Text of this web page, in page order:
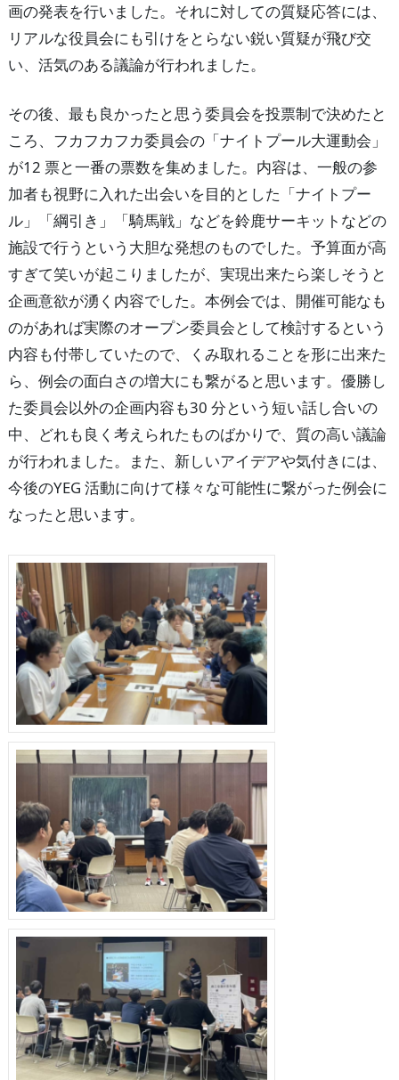
画の発表を行いました。それに対しての質疑応答には、
リアルな役員会にも引けをとらない鋭い質疑が飛び交
い、活気のある議論が行われました。
その後、最も良かったと思う委員会を投票制で決めたと
ころ、フカフカフカ委員会の「ナイトプール大運動会」
が12 票と一番の票数を集めました。内容は、一般の参
加者も視野に入れた出会いを目的とした「ナイトプー
ル」「綱引き」「騎馬戦」などを鈴鹿サーキットなどの
施設で行うという大胆な発想のものでした。予算面が高
すぎて笑いが起こりましたが、実現出来たら楽しそうと
企画意欲が湧く内容でした。本例会では、開催可能なも
のがあれば実際のオープン委員会として検討するという
内容も付帯していたので、くみ取れることを形に出来た
ら、例会の面白さの増大にも繋がると思います。優勝し
た委員会以外の企画内容も30 分という短い話し合いの
中、どれも良く考えられたものばかりで、質の高い議論
が行われました。また、新しいアイデアや気付きには、
今後のYEG 活動に向けて様々な可能性に繋がった例会に
なったと思います。